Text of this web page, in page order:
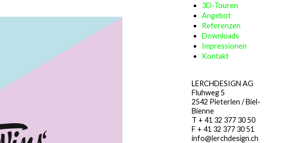
3D-Touren
Angebot
Referenzen
Downloads
Impressionen
Kontakt
LERCHDESIGN AG
Fluhweg 5
2542 Pieterlen / Biel-
Bienne
T + 41 32 377 30 50
F + 41 32 377 30 51
info@lerchdesign.ch